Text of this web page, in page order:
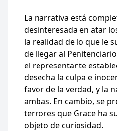
La narrativa está
desinteresada en atar
la realidad de lo que le
de llegar al
el representante
desecha la culpa e
favor de la verdad, y la
ambas. En cambio, se
terrores que Grace ha
objeto de curiosidad.